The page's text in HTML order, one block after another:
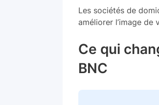
Les sociétés de
améliorer l’image
Ce qui
BNC